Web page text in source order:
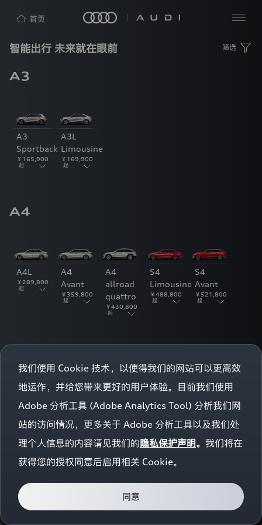
热
门
搜
索
迪
e-
tron
查
全
部
四
新
闻
中
心
奥
迪
我们使用 Cookie 技术，以使得我们的网站可以更高效
地运作，并给您带来更好的用户体验。目前我们使用
Adobe 分析工具 (Adobe Analytics Tool) 分析我们网
站的访问情况，更多关于 Adobe 分析工具以及我们处
理个人信息的内容请见我们的 隐私保护声明。 我们将在
获得您的授权同意后启用相关 Cookie。
同意
私
护
声
迪
（中
国）
企
业
限
公
们”）
非
常
尊
重
我
承
将
照
中
华
人
民
共
国
个
人
获取验证码
《隐私条款》
登录已过期
您的登录状态已失效，需要重新登录才能继续操作
重新登录 取消
智能出行 未来就在眼前 筛选
A3
A3
Sportback
￥ 165,900
起
A3L
Limousine
￥ 169,900
起
A4
A4L
￥ 289,800
起
A4
Avant
￥ 359,800
起
A4
allroad
quattro
￥430,800
起
S4
Limousine
￥488,800
起
S4
Avant
￥ 521,800
起
RS 4
Avant
￥ 828,800
A5